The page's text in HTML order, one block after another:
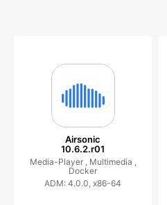
Airsonic
10.6.2.r01
Media-Player , Multimedia ,
Docker
ADM: 4.0.0, x86-64